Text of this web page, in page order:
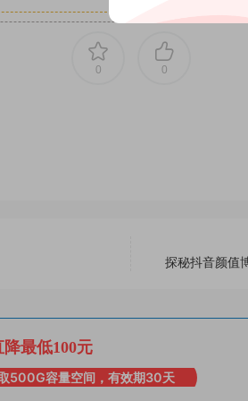
0 0
探秘抖音颜值
最低100元
500G容量空间，有效期30天